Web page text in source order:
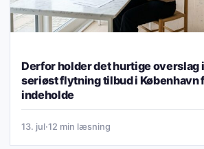
Derfor holder det hurtige overslag
seriøst flytning tilbud i København
indeholde
13. jul·12 min læsning